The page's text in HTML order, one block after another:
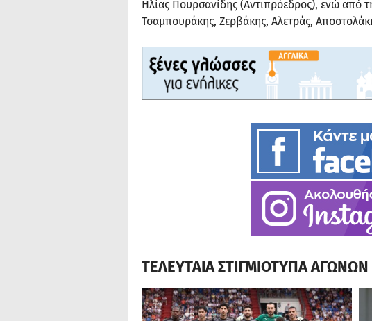
Ηλίας Πουρσανίδης (Αντιπρόεδρος), ενώ από
Τσαμπουράκης, Ζερβάκης, Αλετράς,
ΤΕΛΕΥΤΑΙΑ ΣΤΙΓΜΙΟΤΥΠΑ ΑΓΩΝΩΝ